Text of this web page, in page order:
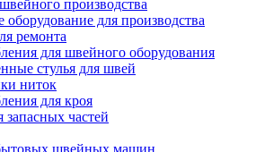
производства
оборудование для производства
ремонта
для швейного оборудования
стулья для швей
ниток
для кроя
частей
швейных машин